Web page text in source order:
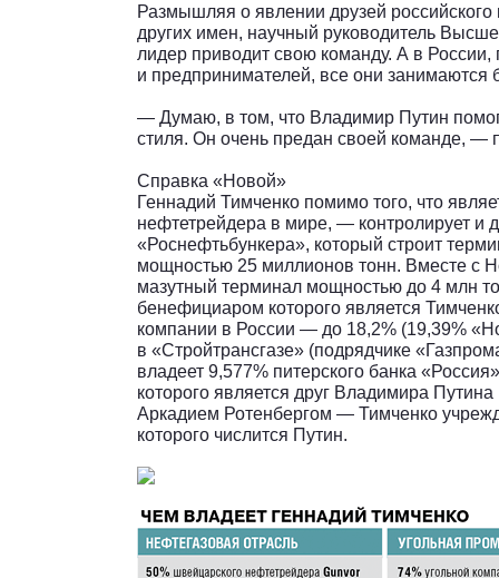
Размышляя о явлении друзей
других имен, научный руководитель
лидер приводит свою команду. А в
и предпринимателей, все они занимаются
— Думаю, в том, что Владимир Путин
стиля. Он очень предан своей команде, —
Справка «Новой»
Геннадий Тимченко помимо того, что
нефтетрейдера в мире, — контролирует и
«Роснефтьбункера», который строит
мощностью 25 миллионов тонн. Вместе с
мазутный терминал мощностью до 4 млн
бенефициаром которого является
компании в России — до 18,2% (19,39%
в «Стройтрансгазе» (подрядчике
владеет 9,577% питерского банка
которого является друг Владимира
Аркадием Ротенбергом — Тимченко
которого числится Путин.